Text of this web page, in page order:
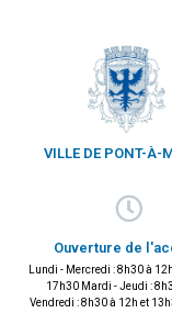
VILLE DE PONT-À-
Ouverture de
Lundi - Mercredi : 8h30 à
17h30 Mardi - Jeudi :
Vendredi : 8h30 à 12h et